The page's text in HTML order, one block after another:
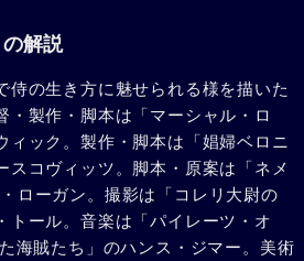
の解説
侍の生き方に魅せられる様を描いた
・製作・脚本は「マーシャル・ロ
ィック。製作・脚本は「娼婦ベロニ
スコヴィッツ。脚本・原案は「ネメ
ローガン。撮影は「コレリ大尉の
トール。音楽は「パイレーツ・オ
海賊たち」のハンス・ジマー。美術